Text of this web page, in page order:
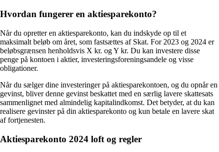
Hvordan fungerer en aktiesparekonto?
Når du opretter en aktiesparekonto, kan du indskyde op til et
maksimalt beløb om året, som fastsættes af Skat. For 2023 og 2024 er
beløbsgrænsen henholdsvis X kr. og Y kr. Du kan investere disse
penge på kontoen i aktier, investeringsforeningsandele og visse
obligationer.
Når du sælger dine investeringer på aktiesparekontoen, og du opnår en
gevinst, bliver denne gevinst beskattet med en særlig lavere skattesats
sammenlignet med almindelig kapitalindkomst. Det betyder, at du kan
realisere gevinster på din aktiesparekonto og kun betale en lavere skat
af fortjenesten.
Aktiesparekonto 2024 loft og regler